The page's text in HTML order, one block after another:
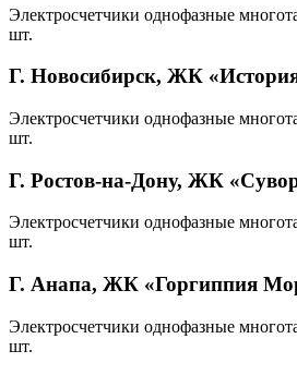
Электросчетчики однофазные
шт.
Г. Новосибирск, ЖК
Электросчетчики однофазные
шт.
Г. Ростов-на-Дону, ЖК
Электросчетчики однофазные
шт.
Г. Анапа, ЖК «Горгиппия
Электросчетчики однофазные
шт.